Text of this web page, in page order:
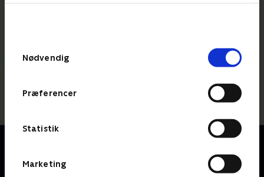
Nødvendig
Præferencer
Statistik
Marketing
Den lille prinsesse bor på slottet sammen med sine
forældre, kongen og dronningen. Prinsessen har